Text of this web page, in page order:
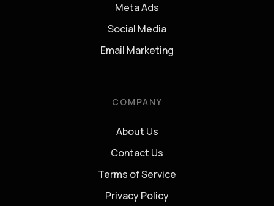
Meta Ads
Social Media
Email Marketing
COMPANY
About Us
Contact Us
Terms of Service
Privacy Policy